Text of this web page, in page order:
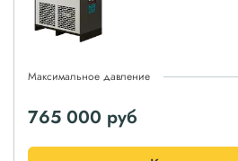
Максимальное давление
765 000 руб